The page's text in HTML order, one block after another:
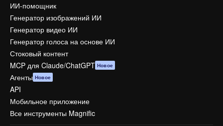
ИИ-помощник
Генератор изображений ИИ
Генератор видео ИИ
Генератор голоса на основе ИИ
Стоковый контент
MCP для Claude/ChatGPT Новое
Агенты Новое
API
Мобильное приложение
Все инструменты Magnific